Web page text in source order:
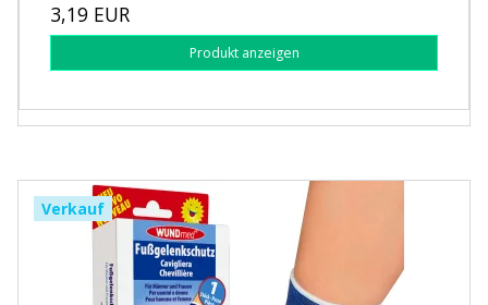
3,19 EUR
Produkt anzeigen
Verkauf